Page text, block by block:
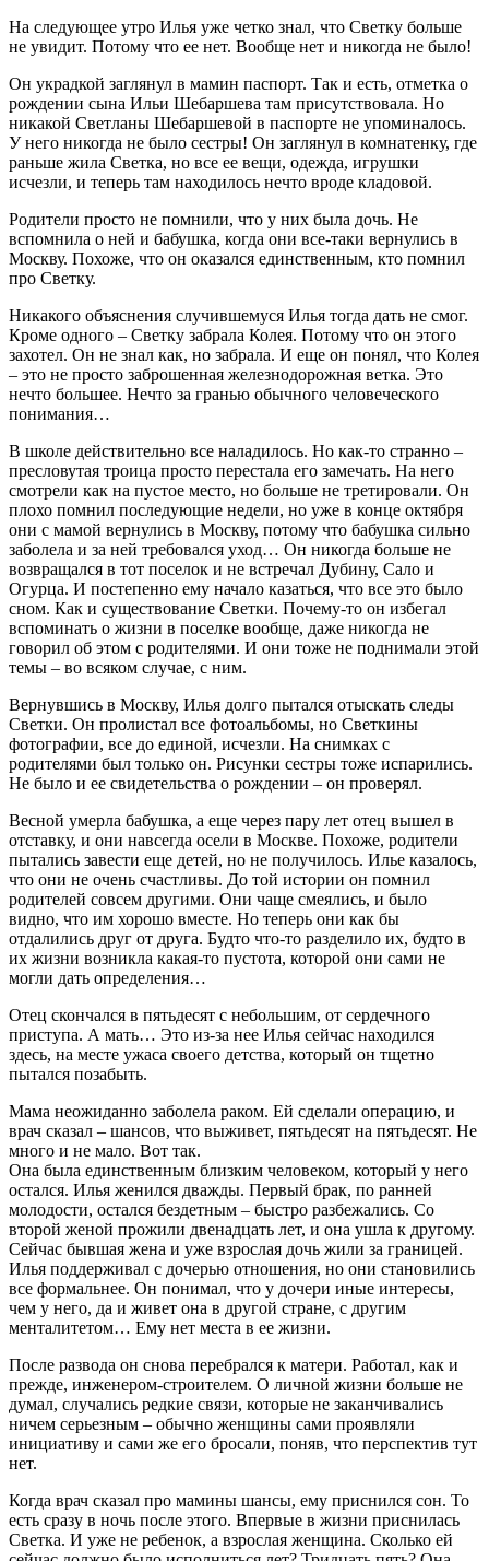
На следующее утро Илья уже четко знал, что Светку больше
не увидит. Потому что ее нет. Вообще нет и никогда не было!
Он украдкой заглянул в мамин паспорт. Так и есть, отметка о
рождении сына Ильи Шебаршева там присутствовала. Но
никакой Светланы Шебаршевой в паспорте не упоминалось.
У него никогда не было сестры! Он заглянул в комнатенку, где
раньше жила Светка, но все ее вещи, одежда, игрушки
исчезли, и теперь там находилось нечто вроде кладовой.
Родители просто не помнили, что у них была дочь. Не
вспомнила о ней и бабушка, когда они все-таки вернулись в
Москву. Похоже, что он оказался единственным, кто помнил
про Светку.
Никакого объяснения случившемуся Илья тогда дать не смог.
Кроме одного – Светку забрала Колея. Потому что он этого
захотел. Он не знал как, но забрала. И еще он понял, что Колея
– это не просто заброшенная железнодорожная ветка. Это
нечто большее. Нечто за гранью обычного человеческого
понимания…
В школе действительно все наладилось. Но как-то странно –
пресловутая троица просто перестала его замечать. На него
смотрели как на пустое место, но больше не третировали. Он
плохо помнил последующие недели, но уже в конце октября
они с мамой вернулись в Москву, потому что бабушка сильно
заболела и за ней требовался уход… Он никогда больше не
возвращался в тот поселок и не встречал Дубину, Сало и
Огурца. И постепенно ему начало казаться, что все это было
сном. Как и существование Светки. Почему-то он избегал
вспоминать о жизни в поселке вообще, даже никогда не
говорил об этом с родителями. И они тоже не поднимали этой
темы – во всяком случае, с ним.
Вернувшись в Москву, Илья долго пытался отыскать следы
Светки. Он пролистал все фотоальбомы, но Светкины
фотографии, все до единой, исчезли. На снимках с
родителями был только он. Рисунки сестры тоже испарились.
Не было и ее свидетельства о рождении – он проверял.
Весной умерла бабушка, а еще через пару лет отец вышел в
отставку, и они навсегда осели в Москве. Похоже, родители
пытались завести еще детей, но не получилось. Илье казалось,
что они не очень счастливы. До той истории он помнил
родителей совсем другими. Они чаще смеялись, и было
видно, что им хорошо вместе. Но теперь они как бы
отдалились друг от друга. Будто что-то разделило их, будто в
их жизни возникла какая-то пустота, которой они сами не
могли дать определения…
Отец скончался в пятьдесят с небольшим, от сердечного
приступа. А мать… Это из-за нее Илья сейчас находился
здесь, на месте ужаса своего детства, который он тщетно
пытался позабыть.
Мама неожиданно заболела раком. Ей сделали операцию, и
врач сказал – шансов, что выживет, пятьдесят на пятьдесят. Не
много и не мало. Вот так.
Она была единственным близким человеком, который у него
остался. Илья женился дважды. Первый брак, по ранней
молодости, остался бездетным – быстро разбежались. Со
второй женой прожили двенадцать лет, и она ушла к другому.
Сейчас бывшая жена и уже взрослая дочь жили за границей.
Илья поддерживал с дочерью отношения, но они становились
все формальнее. Он понимал, что у дочери иные интересы,
чем у него, да и живет она в другой стране, с другим
менталитетом… Ему нет места в ее жизни.
После развода он снова перебрался к матери. Работал, как и
прежде, инженером-строителем. О личной жизни больше не
думал, случались редкие связи, которые не заканчивались
ничем серьезным – обычно женщины сами проявляли
инициативу и сами же его бросали, поняв, что перспектив тут
нет.
Когда врач сказал про мамины шансы, ему приснился сон. То
есть сразу в ночь после этого. Впервые в жизни приснилась
Светка. И уже не ребенок, а взрослая женщина. Сколько ей